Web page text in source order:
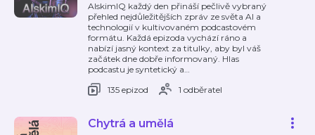
AIskimIQ každý den přináší pečlivě vybraný
přehled nejdůležitějších zpráv ze světa AI a
technologií v kultivovaném podcastovém
formátu. Každá epizoda vychází ráno a
nabízí jasný kontext za titulky, aby byl váš
začátek dne dobře informovaný. Hlas
podcastu je syntetický a…
135 epizod
1 odběratel
Chytrá a umělá